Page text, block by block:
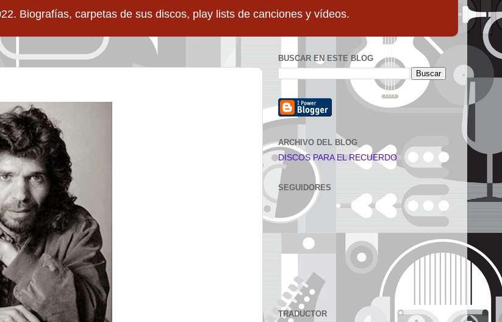
Biografías, carpetas de sus discos, play lists de canciones y vídeos.
BUSCAR EN ESTE BLOG
ARCHIVO DEL BLOG
DISCOS PARA EL RECUERDO
SEGUIDORES
TRADUCTOR